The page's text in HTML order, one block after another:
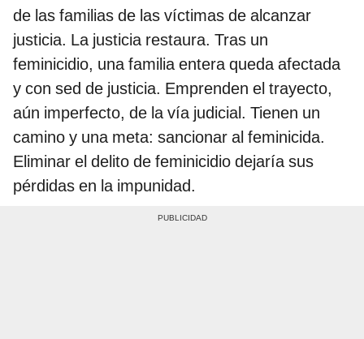
de las familias de las víctimas de alcanzar
justicia. La justicia restaura. Tras un
feminicidio, una familia entera queda afectada
y con sed de justicia. Emprenden el trayecto,
aún imperfecto, de la vía judicial. Tienen un
camino y una meta: sancionar al feminicida.
Eliminar el delito de feminicidio dejaría sus
pérdidas en la impunidad.